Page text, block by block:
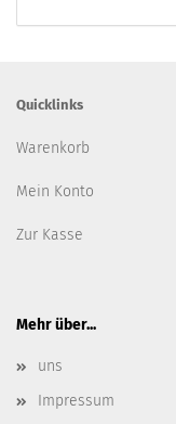
Quicklinks
Warenkorb
Mein Konto
Zur Kasse
Mehr über...
uns
Impressum